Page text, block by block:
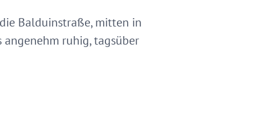
Balduinstraße, mitten in
ruhig, tagsüber